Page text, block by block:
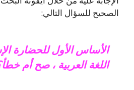
الصحيح للسؤال التالي:
الأساس الأول للحضارة
اللغة العربية ، صح أم